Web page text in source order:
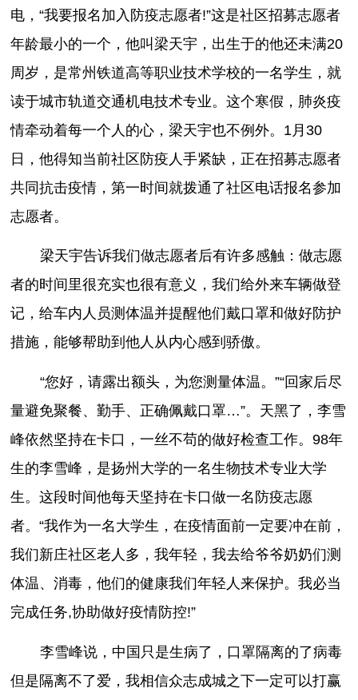
电，“我要报名加入防疫志愿者!”这是社区招募志愿者
年龄最小的一个，他叫梁天宇，出生于的他还未满20
周岁，是常州铁道高等职业技术学校的一名学生，就
读于城市轨道交通机电技术专业。这个寒假，肺炎疫
情牵动着每一个人的心，梁天宇也不例外。1月30
日，他得知当前社区防疫人手紧缺，正在招募志愿者
共同抗击疫情，第一时间就拨通了社区电话报名参加
志愿者。
梁天宇告诉我们做志愿者后有许多感触：做志愿
者的时间里很充实也很有意义，我们给外来车辆做登
记，给车内人员测体温并提醒他们戴口罩和做好防护
措施，能够帮助到他人从内心感到骄傲。
“您好，请露出额头，为您测量体温。”“回家后尽
量避免聚餐、勤手、正确佩戴口罩…”。天黑了，李雪
峰依然坚持在卡口，一丝不苟的做好检查工作。98年
生的李雪峰，是扬州大学的一名生物技术专业大学
生。这段时间他每天坚持在卡口做一名防疫志愿
者。“我作为一名大学生，在疫情面前一定要冲在前，
我们新庄社区老人多，我年轻，我去给爷爷奶奶们测
体温、消毒，他们的健康我们年轻人来保护。我必当
完成任务,协助做好疫情防控!”
李雪峰说，中国只是生病了，口罩隔离的了病毒
但是隔离不了爱，我相信众志成城之下一定可以打赢